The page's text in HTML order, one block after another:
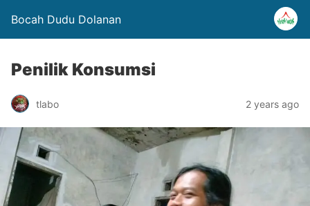
Bocah Dudu Dolanan
Penilik Konsumsi
tlabo 2 years ago